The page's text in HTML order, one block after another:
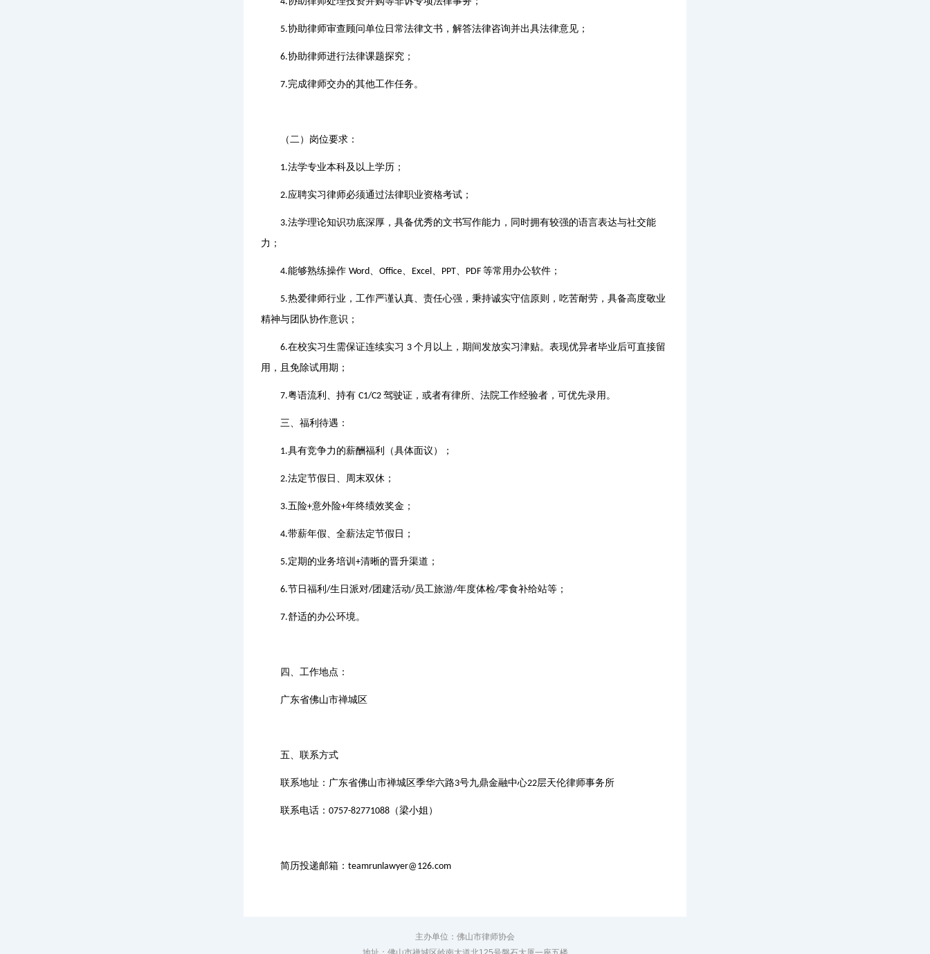
5.协助律师审查顾问单位日常法律文书，解答法律咨询并出具法律意见；
6.协助律师进行法律课题探究；
7.完成律师交办的其他工作任务。
（二）岗位要求：
1.法学专业本科及以上学历；
2.应聘实习律师必须通过法律职业资格考试；
3.法学理论知识功底深厚，具备优秀的文书写作能力，同时拥有较强的语言表达与社交能
力；
4.能够熟练操作 Word、 Office、 Excel、 PPT、 PDF 等常用办公软件；
5.热爱律师行业，工作严谨认真、责任心强，秉持诚实守信原则，吃苦耐劳，具备高度敬业
精神与团队协作意识；
6.在校实习生需保证连续实习 3 个月以上，期间发放实习津贴。表现优异者毕业后可直接留
用，且免除试用期；
7.粤语流利、持有 C1/C2 驾驶证，或者有律所、法院工作经验者，可优先录用。
三、福利待遇：
1.具有竞争力的薪酬福利（具体面议）；
2.法定节假日、周末双休；
3.五险+意外险+年终绩效奖金；
4.带薪年假、全薪法定节假日；
5.定期的业务培训 +清晰的晋升渠道；
6.节日福利 /生日派对/团建活动/员工旅游/年度体检/零食补给站等；
7.舒适的办公环境。
四、工作地点：
广东省佛山市禅城区
五、联系方式
联系地址：广东省佛山市禅城区季华六路3号九鼎金融中心22层天伦律师事务所
联系电话： 0757-82771088 （梁小姐）
简历投递邮箱： teamrunlawyer@126.com
主办单位：佛山市律师协会